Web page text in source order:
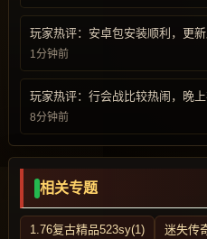
玩家热评：安卓包安装顺利，更新
1分钟前
玩家热评：行会战比较热闹，晚上
8分钟前
相关专题
1.76复古精品523sy(1) 迷失传